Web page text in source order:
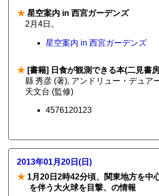
★ 星空案内 in 西宮ガーデンズ
2月4日。
星空案内 in 西宮ガーデンズ
★ [書籍] 日食が観測できる本(二見書
縣 秀彦 (著), アンドリュー・デュア
天文台 (監修)
4576120123
2013年01月20日(日)
★ 1月20日2時42分頃、関東地方を中
を伴う大火球を目撃、の情報